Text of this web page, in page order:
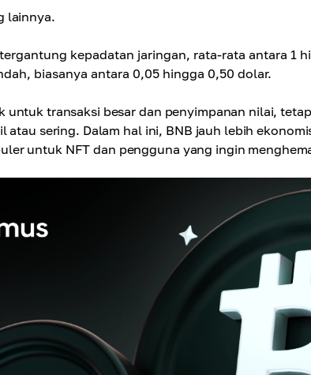
lainnya.
kepadatan jaringan, rata-rata antara 1
biasanya antara 0,05 hingga 0,50 dolar.
untuk transaksi besar dan penyimpanan nilai,
atau sering. Dalam hal ini, BNB jauh lebih
untuk NFT dan pengguna yang ingin